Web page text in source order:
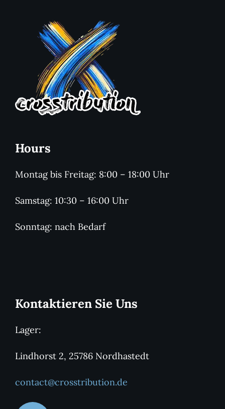
Hours
Montag bis Freitag: 8:00 – 18:00 Uhr
Samstag: 10:30 – 16:00 Uhr
Sonntag: nach Bedarf
Kontaktieren Sie Uns
Lager:
Lindhorst 2, 25786 Nordhastedt
contact@crosstribution.de